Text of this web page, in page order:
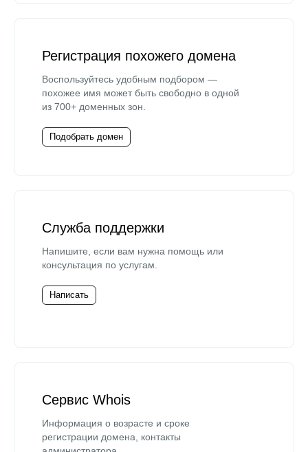
Регистрация похожего домена
Воспользуйтесь удобным подбором —
похожее имя может быть свободно в одной
из 700+ доменных зон.
Подобрать домен
Служба поддержки
Напишите, если вам нужна помощь или
консультация по услугам.
Написать
Сервис Whois
Информация о возрасте и сроке
регистрации домена, контакты